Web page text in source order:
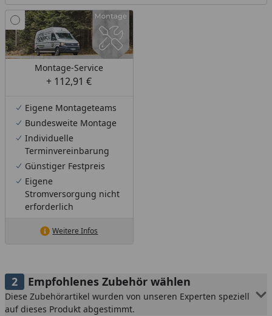
Montage-Service
+ 112,91 €
Eigene Montageteams
Bundesweite Montage
Individuelle
Terminvereinbarung
Günstiger Festpreis
Eigene
Stromversorgung nicht
erforderlich
Weitere Infos
Empfohlenes Zubehör wählen
Diese Zubehörartikel wurden von unseren Experten speziell
auf dieses Produkt abgestimmt.